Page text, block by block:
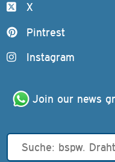
X
Pintrest
Instagram
Join our news